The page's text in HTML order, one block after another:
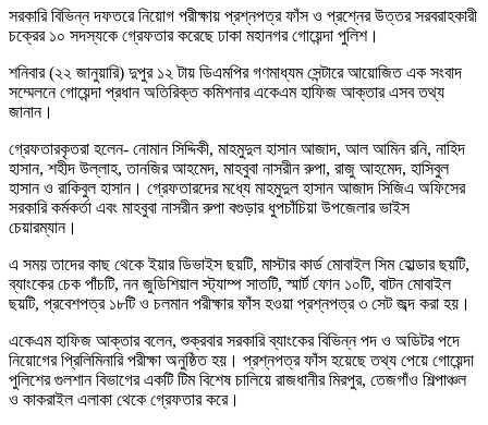
সরকারি বিভিন্ন দফতরে নিয়োগ পরীক্ষায় প্রশ্নপত্র ফাঁস ও প্রশ্নের উত্তর সরবরাহকারী
চক্রের ১০ সদস্যকে গ্রেফতার করেছে ঢাকা মহানগর গোয়েন্দা পুলিশ।
শনিবার (২২ জানুয়ারি) দুপুর ১২ টায় ডিএমপির গণমাধ্যম সেন্টারে আয়োজিত এক সংবাদ
সম্মেলনে গোয়েন্দা প্রধান অতিরিক্ত কমিশনার একেএম হাফিজ আক্তার এসব তথ্য
জানান।
গ্রেফতারকৃতরা হলেন- নোমান সিদ্দিকী, মাহমুদুল হাসান আজাদ, আল আমিন রনি, নাহিদ
হাসান, শহীদ উল্লাহ, তানজির আহমেদ, মাহবুবা নাসরীন রুপা, রাজু আহমেদ, হাসিবুল
হাসান ও রাকিবুল হাসান। গ্রেফতারদের মধ্যে মাহমুদুল হাসান আজাদ সিজিএ অফিসের
সরকারি কর্মকর্তা এবং মাহবুবা নাসরীন রুপা বগুড়ার ধুপচাঁচিয়া উপজেলার ভাইস
চেয়ারম্যান।
এ সময় তাদের কাছ থেকে ইয়ার ডিভাইস ছয়টি, মাস্টার কার্ড মোবাইল সিম হোল্ডার ছয়টি,
ব্যাংকের চেক পাঁচটি, নন জুডিশিয়াল স্ট্যাম্প সাতটি, স্মার্ট ফোন ১০টি, বাটন মোবাইল
ছয়টি, প্রবেশপত্র ১৮টি ও চলমান পরীক্ষার ফাঁস হওয়া প্রশ্নপত্র ৩ সেট জব্দ করা হয়।
একেএম হাফিজ আক্তার বলেন, শুক্রবার সরকারি ব্যাংকের বিভিন্ন পদ ও অডিটর পদে
নিয়োগের প্রিলিমিনারি পরীক্ষা অনুষ্ঠিত হয়। প্রশ্নপত্র ফাঁস হয়েছে তথ্য পেয়ে গোয়েন্দা
পুলিশের গুলশান বিভাগের একটি টিম বিশেষ চালিয়ে রাজধানীর মিরপুর, তেজগাঁও শিল্পাঞ্চল
ও কাকরাইল এলাকা থেকে গ্রেফতার করে।